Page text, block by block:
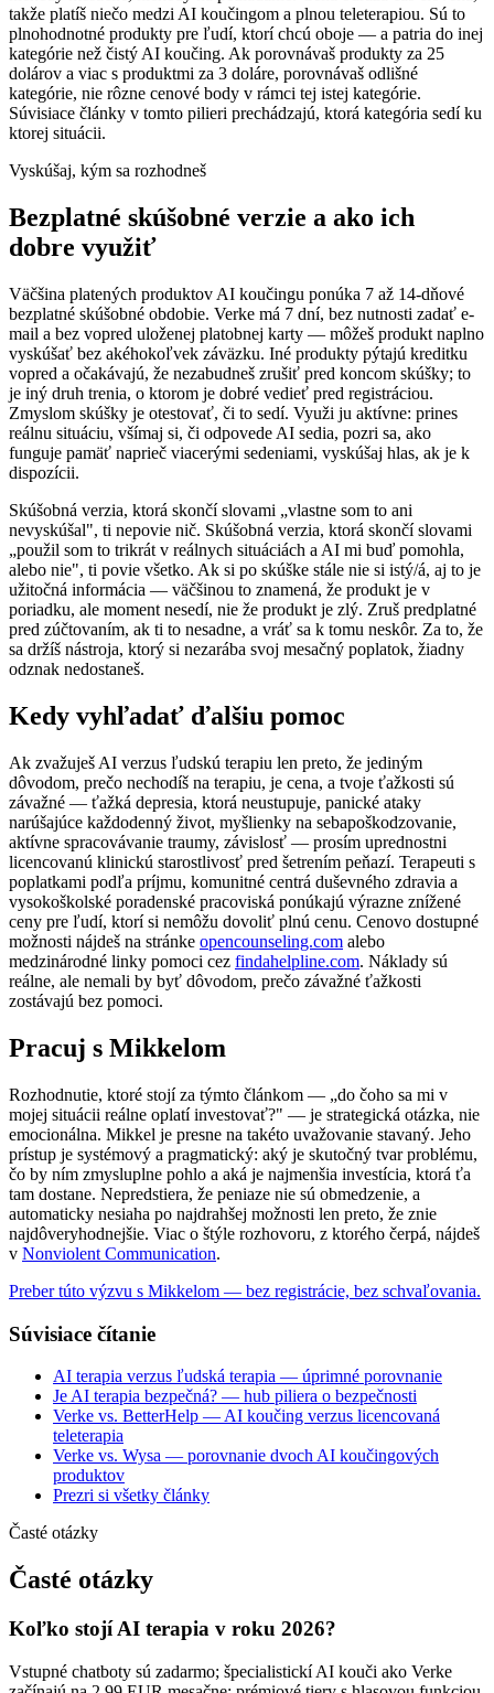
takže platíš niečo medzi AI koučingom a plnou teleterapiou. Sú to
plnohodnotné produkty pre ľudí, ktorí chcú oboje — a patria do inej
kategórie než čistý AI koučing. Ak porovnávaš produkty za 25
dolárov a viac s produktmi za 3 doláre, porovnávaš odlišné
kategórie, nie rôzne cenové body v rámci tej istej kategórie.
Súvisiace články v tomto pilieri prechádzajú, ktorá kategória sedí ku
ktorej situácii.
Vyskúšaj, kým sa rozhodneš
Bezplatné skúšobné verzie a ako ich
dobre využiť
Väčšina platených produktov AI koučingu ponúka 7 až 14-dňové
bezplatné skúšobné obdobie. Verke má 7 dní, bez nutnosti zadať e-
mail a bez vopred uloženej platobnej karty — môžeš produkt naplno
vyskúšať bez akéhokoľvek záväzku. Iné produkty pýtajú kreditku
vopred a očakávajú, že nezabudneš zrušiť pred koncom skúšky; to
je iný druh trenia, o ktorom je dobré vedieť pred registráciou.
Zmyslom skúšky je otestovať, či to sedí. Využi ju aktívne: prines
reálnu situáciu, všímaj si, či odpovede AI sedia, pozri sa, ako
funguje pamäť naprieč viacerými sedeniami, vyskúšaj hlas, ak je k
dispozícii.
Skúšobná verzia, ktorá skončí slovami „vlastne som to ani
nevyskúšal", ti nepovie nič. Skúšobná verzia, ktorá skončí slovami
„použil som to trikrát v reálnych situáciách a AI mi buď pomohla,
alebo nie", ti povie všetko. Ak si po skúške stále nie si istý/á, aj to je
užitočná informácia — väčšinou to znamená, že produkt je v
poriadku, ale moment nesedí, nie že produkt je zlý. Zruš predplatné
pred zúčtovaním, ak ti to nesadne, a vráť sa k tomu neskôr. Za to, že
sa držíš nástroja, ktorý si nezarába svoj mesačný poplatok, žiadny
odznak nedostaneš.
Kedy vyhľadať ďalšiu pomoc
Ak zvažuješ AI verzus ľudskú terapiu len preto, že jediným
dôvodom, prečo nechodíš na terapiu, je cena, a tvoje ťažkosti sú
závažné — ťažká depresia, ktorá neustupuje, panické ataky
narúšajúce každodenný život, myšlienky na sebapoškodzovanie,
aktívne spracovávanie traumy, závislosť — prosím uprednostni
licencovanú klinickú starostlivosť pred šetrením peňazí. Terapeuti s
poplatkami podľa príjmu, komunitné centrá duševného zdravia a
vysokoškolské poradenské pracoviská ponúkajú výrazne znížené
ceny pre ľudí, ktorí si nemôžu dovoliť plnú cenu. Cenovo dostupné
možnosti nájdeš na stránke opencounseling.com alebo
medzinárodné linky pomoci cez findahelpline.com. Náklady sú
reálne, ale nemali by byť dôvodom, prečo závažné ťažkosti
zostávajú bez pomoci.
Pracuj s Mikkelom
Rozhodnutie, ktoré stojí za týmto článkom — „do čoho sa mi v
mojej situácii reálne oplatí investovať?" — je strategická otázka, nie
emocionálna. Mikkel je presne na takéto uvažovanie stavaný. Jeho
prístup je systémový a pragmatický: aký je skutočný tvar problému,
čo by ním zmysluplne pohlo a aká je najmenšia investícia, ktorá ťa
tam dostane. Nepredstiera, že peniaze nie sú obmedzenie, a
automaticky nesiaha po najdrahšej možnosti len preto, že znie
najdôveryhodnejšie. Viac o štýle rozhovoru, z ktorého čerpá, nájdeš
v Nonviolent Communication.
Preber túto výzvu s Mikkelom — bez registrácie, bez schvaľovania.
Súvisiace čítanie
AI terapia verzus ľudská terapia — úprimné porovnanie
Je AI terapia bezpečná? — hub piliera o bezpečnosti
Verke vs. BetterHelp — AI koučing verzus licencovaná
teleterapia
Verke vs. Wysa — porovnanie dvoch AI koučingových
produktov
Prezri si všetky články
Časté otázky
Časté otázky
Koľko stojí AI terapia v roku 2026?
Vstupné chatboty sú zadarmo; špecialistickí AI kouči ako Verke